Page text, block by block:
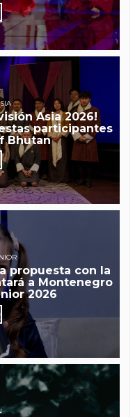
Asia 2026!
participantes
Bhutan
propuesta con la
a Montenegro
2026